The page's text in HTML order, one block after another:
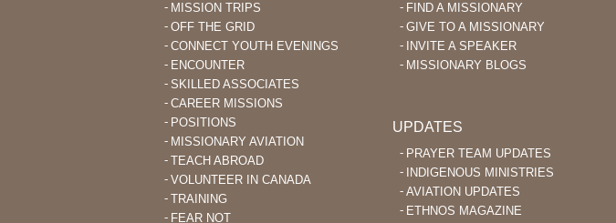
la
Bible
MISSION TRIPS
OFF THE GRID
CONNECT YOUTH EVENINGS
ENCOUNTER
SKILLED ASSOCIATES
CAREER MISSIONS
POSITIONS
MISSIONARY AVIATION
TEACH ABROAD
VOLUNTEER IN CANADA
TRAINING
FEAR NOT
FIND A MISSIONARY
GIVE TO A MISSIONARY
INVITE A SPEAKER
MISSIONARY BLOGS
UPDATES
PRAYER TEAM UPDATES
INDIGENOUS MINISTRIES
AVIATION UPDATES
ETHNOS MAGAZINE